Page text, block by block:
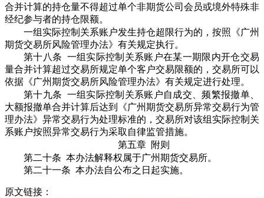
合并计算的持仓量不得超过单个非期货公司会员或境外特殊非
经纪参与者的持仓限额。
一组实际控制关系账户发生持仓超限行为的，按照《广州
期货交易所风险管理办法》有关规定执行。
第十八条 一组实际控制关系账户在某一期限内开仓交易
量合并计算超过交易所规定单个客户交易限额的，交易所可以
依据《广州期货交易所风险管理办法》有关规定进行处理。
第十九条 一组实际控制关系账户自成交、频繁报撤单、
大额报撤单合并计算后达到《广州期货交易所异常交易行为管
理办法》异常交易行为处理标准的，交易所对该组实际控制关
系账户按照异常交易行为采取自律监管措施。
第五章 附则
第二十条 本办法解释权属于广州期货交易所。
第二十一条 本办法自公布之日起实施。
原文链接：